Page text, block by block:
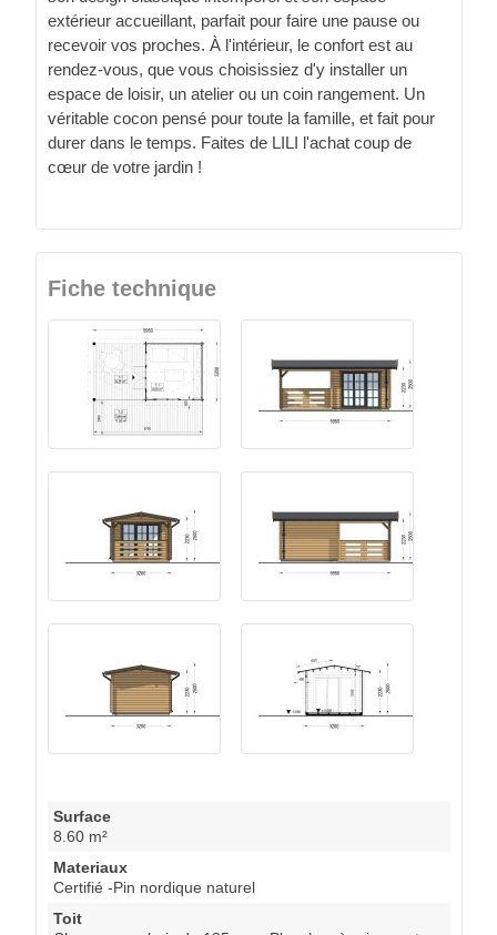
extérieur accueillant, parfait pour faire une pause ou
recevoir vos proches. À l'intérieur, le confort est au
rendez-vous, que vous choisissiez d'y installer un
espace de loisir, un atelier ou un coin rangement. Un
véritable cocon pensé pour toute la famille, et fait pour
durer dans le temps. Faites de LILI l'achat coup de
cœur de votre jardin !
Fiche technique
Surface
8.60 m²
Materiaux
Certifié -Pin nordique naturel
Toit